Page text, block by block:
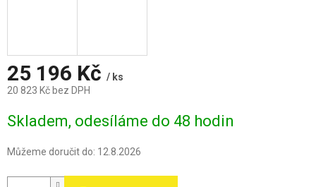
25 196 Kč / ks
20 823 Kč bez DPH
cena:
Skladem, odesíláme do 48 hodin
Můžeme doručit do: 12.8.2026